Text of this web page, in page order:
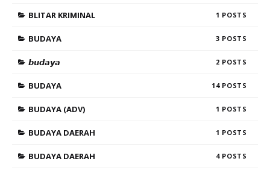
BLITAR KRIMINAL 1
BUDAYA 3
𝙗𝙪𝙙𝙖𝙮𝙖 2
BUDAYA 14
BUDAYA (ADV) 1
BUDAYA DAERAH 1
BUDAYA DAERAH 4